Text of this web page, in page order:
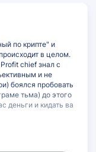
по крипте" и
в целом.
chief знал с
и не
боялся пробовать
тьма) до этого
деньги и кидать ва